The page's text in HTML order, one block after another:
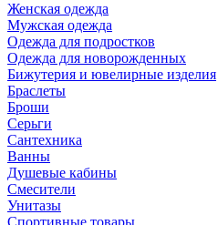
Женская одежда
Мужская одежда
Одежда для подростков
Одежда для новорожденных
Бижутерия и ювелирные изделия
Браслеты
Броши
Серьги
Сантехника
Ванны
Душевые кабины
Смесители
Унитазы
Спортивные товары